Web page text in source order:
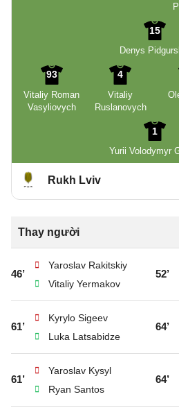
15
Denys
93
Vitaliy Roman
Vasyliovych
4
Vitaliy
Ruslanovych
1
Yurii Volodymyr
Rukh Lviv
Thay người
46’
Yaroslav Rakitskiy
Vitaliy Yermakov
52’
61’
Kyrylo Sigeev
Luka Latsabidze
64’
61’
Yaroslav Kysyl
Ryan Santos
64’